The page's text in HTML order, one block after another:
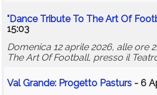
"Dance Tribute To The Art Of
15:03
Domenica 12 aprile 2026, alle ore
The Art Of Football, presso il
Val Grande: Progetto Pasturs - 6